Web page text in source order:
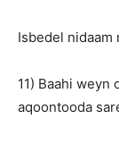
Isbedel nidaam
11) Baahi weyn
aqoontooda